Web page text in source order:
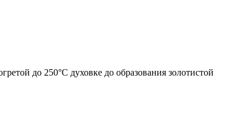
до 250°С духовке до образования золотистой